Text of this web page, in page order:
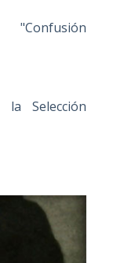
"Confusión
Selección